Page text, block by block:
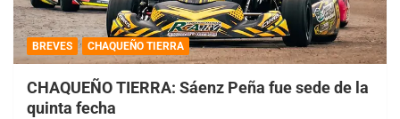
BREVES CHAQUEÑO TIERRA
CHAQUEÑO TIERRA: Sáenz Peña fue sede de la
quinta fecha